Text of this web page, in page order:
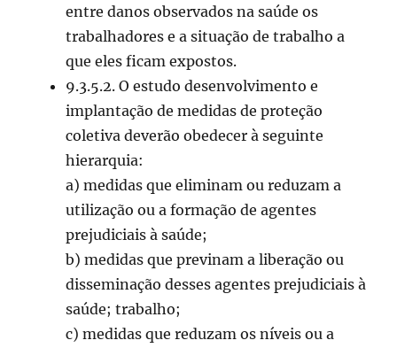
entre danos observados na saúde os
trabalhadores e a situação de trabalho a
que eles ficam expostos.
9.3.5.2. O estudo desenvolvimento e
implantação de medidas de proteção
coletiva deverão obedecer à seguinte
hierarquia:
a) medidas que eliminam ou reduzam a
utilização ou a formação de agentes
prejudiciais à saúde;
b) medidas que previnam a liberação ou
disseminação desses agentes prejudiciais à
saúde; trabalho;
c) medidas que reduzam os níveis ou a